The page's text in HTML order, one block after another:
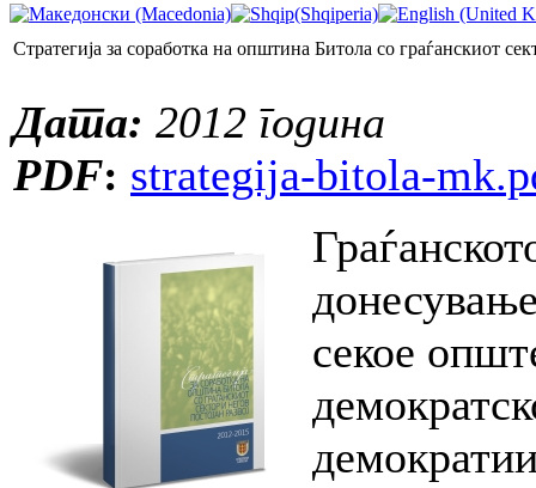
Стратегија за соработка на општина Битола со граѓанскиот
Дата: 2012 година
PDF: strategija-bitola-
секое